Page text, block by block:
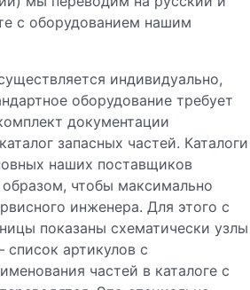
с оборудованием нашим
индивидуально,
оборудование требует
документации
запасных частей. Каталоги
наших поставщиков
чтобы максимально
инженера. Для этого с
показаны схематически узлы
артикулов с
частей в каталоге с